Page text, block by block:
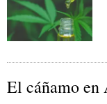
El cáñamo en